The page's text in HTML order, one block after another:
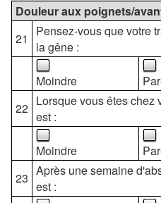
Douleur aux poignets/
21
Pensez-vous que votre
la gêne :
Moindre
22 Lorsque vous êtes chez
est :
Moindre
23 Après une semaine
est :